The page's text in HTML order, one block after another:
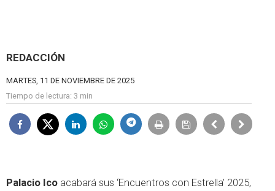
REDACCIÓN
MARTES, 11 DE NOVIEMBRE DE 2025
Tiempo de lectura: 3 min
Palacio Ico acabará sus ‘Encuentros con Estrella’ 2025,